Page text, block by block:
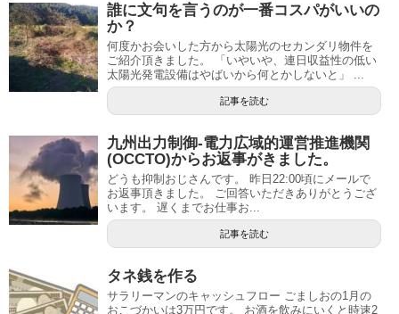
誰に文句を言うのが一番コスパがいいの
か？
何度かお会いした方から太陽光のセカンダリ物件を
ご紹介頂きました。 「いやいや、連日収益性の低い
太陽光発電設備はやばいから何とかしないと」 ...
記事を読む
九州出力制御-電力広域的運営推進機関
(OCCTO)からお返事がきました。
どうも抑制おじさんです。 昨日22:00頃にメールで
お返事頂きました。 ご回答いただきありがとうござ
います。 遅くまでお仕事お...
記事を読む
タネ銭を作る
サラリーマンのキャッシュフロー ごましおの1月の
おこづかいは3万円です。 お酒を飲みにいくと時速2